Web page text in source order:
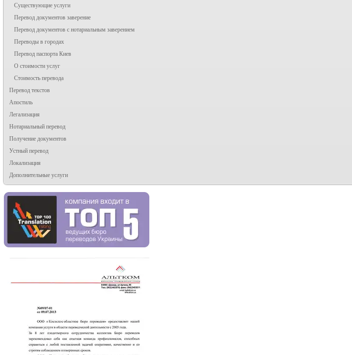
Существующие услуги
Перевод документов заверение
Перевод документов с нотариальным заверением
Переводы в городах
Перевод паспорта Киев
О стоимости услуг
Стоимость перевода
Перевод текстов
Апостиль
Легализация
Нотариальный перевод
Получение документов
Устный перевод
Локализация
Дополнительные услуги